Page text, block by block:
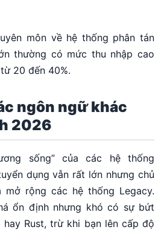
môn về hệ thống phân tán
thường có mức thu nhập cao
20 đến 40%.
ngôn ngữ khác
2026
sống” của các hệ thống
dụng vẫn rất lớn nhưng chủ
rộng các hệ thống Legacy.
ổn định nhưng khó có sự bứt
Rust, trừ khi bạn lên cấp độ